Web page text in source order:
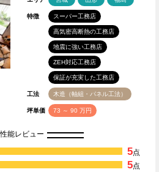
特徴 スーパー工務店
高気密高断熱の工務店
地震に強い工務店
ZEH対応工務店
保証が充実した工務店
工法 木造（軸組・パネル工法）
坪単価 73 ～ 90 万円
性能レビュー
5点
5点